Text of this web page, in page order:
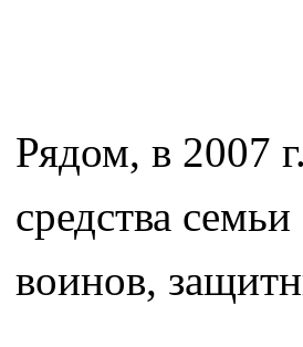
Рядом, в 2007
средства
воинов,